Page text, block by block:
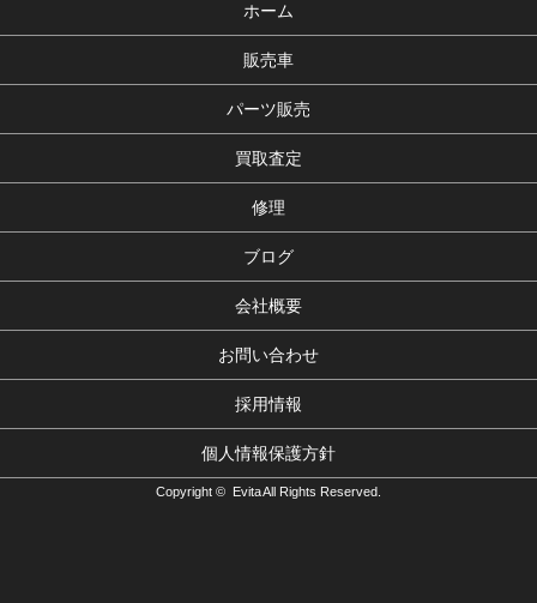
ホーム
販売車
パーツ販売
買取査定
修理
ブログ
会社概要
お問い合わせ
採用情報
個人情報保護方針
Copyright © Evita All Rights Reserved.